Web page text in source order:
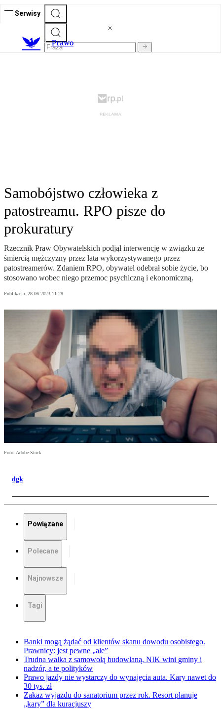
Serwisy
Prawo
Samobójstwo człowieka z
patostreamu. RPO pisze do
prokuratury
Rzecznik Praw Obywatelskich podjął interwencję w związku ze
śmiercią mężczyzny przez lata wykorzystywanego przez
patostreamerów. Zdaniem RPO, obywatel odebrał sobie życie, bo
stosowano wobec niego przemoc psychiczną i ekonomiczną.
Publikacja: 28.06.2023 11:28
Foto: Adobe Stock
dgk
Powiązane
Polecane
Najnowsze
Tagi
Banki mogą żądać od klientów skanu dowodu osobistego.
Prawnicy: jest pewne „ale”
Trudna walka z samowolą budowlaną. NIK wini gminy i
nadzór, a te polityków
Prawo jazdy nie wystarczy do wynajęcia auta. Kary nawet do
30 tys. zł
Zakaz wyjazdu do sanatorium przez rok. Resort planuje
„kary” dla kuracjuszy